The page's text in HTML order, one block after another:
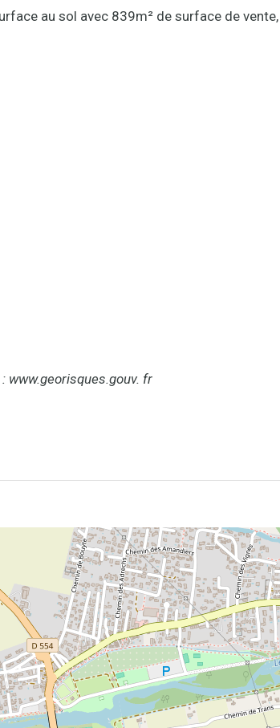
au sol avec 839m² de surface de vente,
www.georisques.gouv. fr